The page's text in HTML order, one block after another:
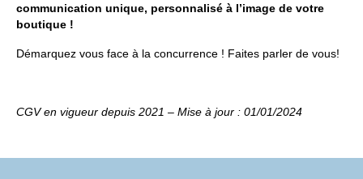
communication unique, personnalisé à l’image de votre
boutique !
Démarquez vous face à la concurrence ! Faites parler de vous!
CGV en vigueur depuis 2021 – Mise à jour : 01/01/2024